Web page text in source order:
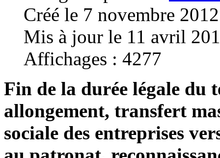
Créé le 7 novembre 2012
Mis à jour le 11 avril
Affichages : 4277
Fin de la durée légale du
allongement, transfert
sociale des entreprises